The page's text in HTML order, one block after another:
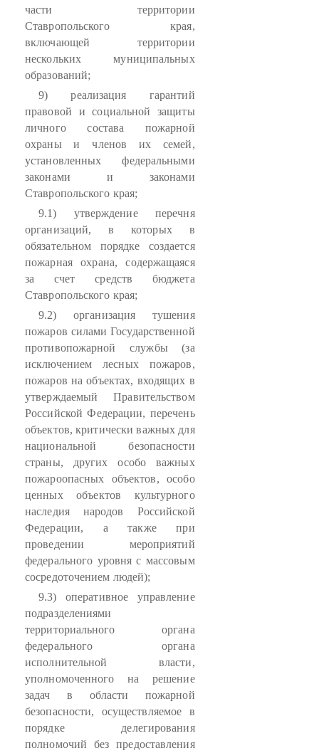
части территории
Ставропольского края,
включающей территории
нескольких муниципальных
образований;
9) реализация гарантий
правовой и социальной защиты
личного состава пожарной
охраны и членов их семей,
установленных федеральными
законами и законами
Ставропольского края;
9.1) утверждение перечня
организаций, в которых в
обязательном порядке создается
пожарная охрана, содержащаяся
за счет средств бюджета
Ставропольского края;
9.2) организация тушения
пожаров силами Государственной
противопожарной службы (за
исключением лесных пожаров,
пожаров на объектах, входящих в
утверждаемый Правительством
Российской Федерации, перечень
объектов, критически важных для
национальной безопасности
страны, других особо важных
пожароопасных объектов, особо
ценных объектов культурного
наследия народов Российской
Федерации, а также при
проведении мероприятий
федерального уровня с массовым
сосредоточением людей);
9.3) оперативное управление
подразделениями
территориального органа
федерального органа
исполнительной власти,
уполномоченного на решение
задач в области пожарной
безопасности, осуществляемое в
порядке делегирования
полномочий без предоставления